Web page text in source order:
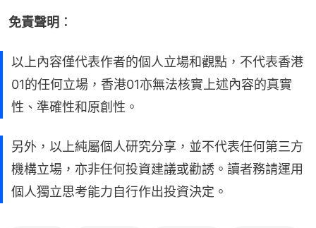
免責聲明︰
以上內容僅代表作者的個人立場和觀點，不代表香港
01的任何立場，香港01亦無法核實上述內容的真實
性、準確性和原創性。
另外，以上純屬個人研究分享，並不代表任何第三方
機構立場，亦非任何投資建議或勸誘。讀者務請運用
個人獨立思考能力自行作出投資決定。